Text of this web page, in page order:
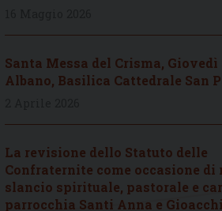
Santa Messa del Crisma, Giovedì
Albano, Basilica Cattedrale San
La revisione dello Statuto delle
Confraternite come occasione
slancio spirituale, pastorale e
parrocchia Santi Anna e